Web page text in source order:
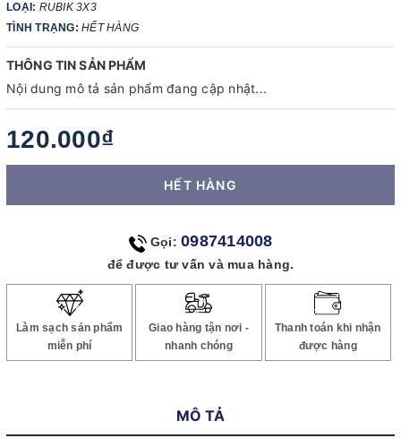
LOẠI: RUBIK 3X3
TÌNH TRẠNG: HẾT HÀNG
THÔNG TIN SẢN PHẨM
Nội dung mô tả sản phẩm đang cập nhật...
120.000₫
HẾT HÀNG
Gọi: 0987414008
để được tư vấn và mua hàng.
Làm sạch sản phẩm
miễn phí
Giao hàng tận nơi -
nhanh chóng
Thanh toán khi nhận
được hàng
MÔ TẢ